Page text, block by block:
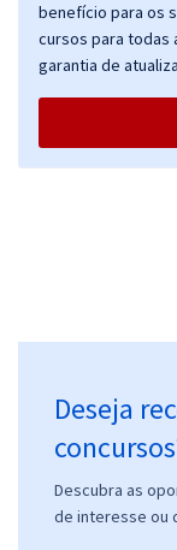
benefício para os
cursos para todas
garantia de
Deseja
Descubra as
de interesse ou